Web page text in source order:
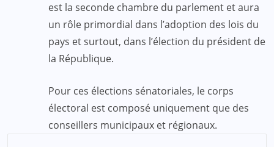
est la seconde chambre du parlement et aura
un rôle primordial dans l’adoption des lois du
pays et surtout, dans l’élection du président de
la République.
Pour ces élections sénatoriales, le corps
électoral est composé uniquement que des
conseillers municipaux et régionaux.